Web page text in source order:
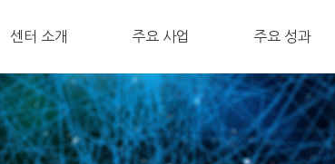
ㅤ센터 소개 주요 사업 ㅤ주요 성과